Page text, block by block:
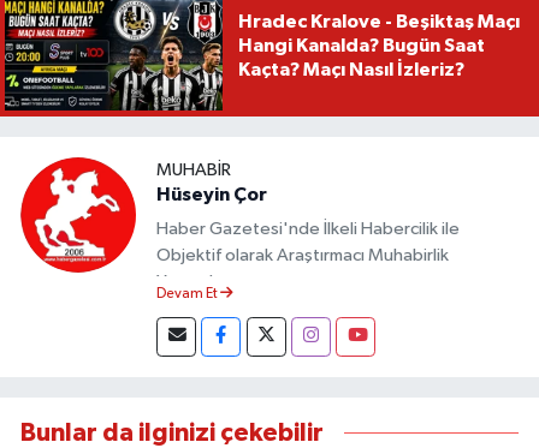
Hradec Kralove - Beşiktaş Maçı
Hangi Kanalda? Bugün Saat
Kaçta? Maçı Nasıl İzleriz?
MUHABIR
Hüseyin Çor
Haber Gazetesi'nde İlkeli Habercilik ile
Objektif olarak Araştırmacı Muhabirlik
Yapmaktayım.
Devam Et
Bunlar da ilginizi çekebilir